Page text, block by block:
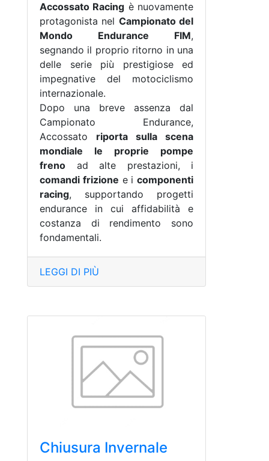
Accossato Racing è nuovamente
protagonista nel Campionato del
Mondo Endurance FIM,
segnando il proprio ritorno in una
delle serie più prestigiose ed
impegnative del motociclismo
internazionale.
Dopo una breve assenza dal
Campionato Endurance,
Accossato riporta sulla scena
mondiale le proprie pompe
freno ad alte prestazioni, i
comandi frizione e i componenti
racing, supportando progetti
endurance in cui affidabilità e
costanza di rendimento sono
fondamentali.
LEGGI DI PIÙ
Chiusura Invernale